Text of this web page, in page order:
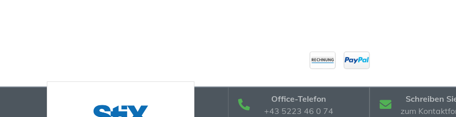
Office-Telefon
+43 5223 46 0 74
Schreiben
zum